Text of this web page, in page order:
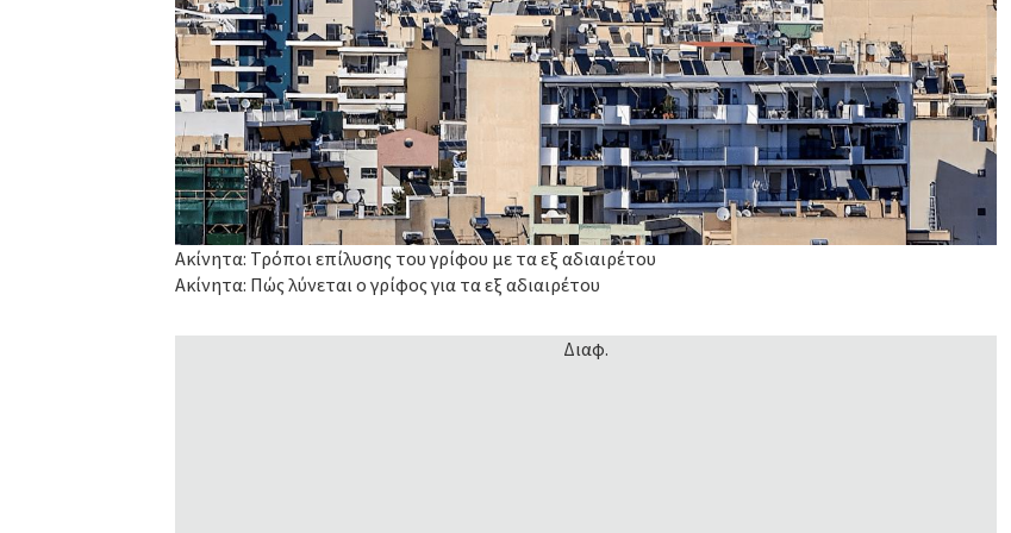
Ακίνητα: Τρόποι επίλυσης του γρίφου με τα εξ αδιαιρέτου
Ακίνητα: Πώς λύνεται ο γρίφος για τα εξ αδιαιρέτου
Διαφ.